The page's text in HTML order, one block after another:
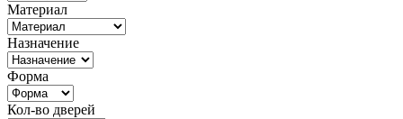
Материал
Назначение
Форма
Кол-во дверей